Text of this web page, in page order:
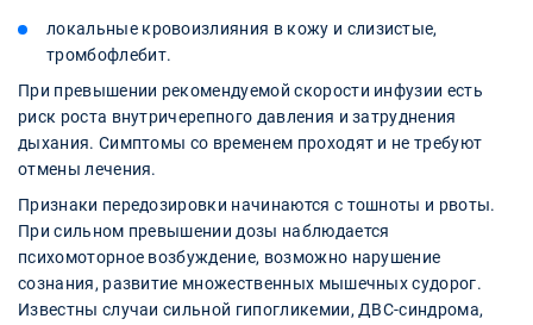
локальные кровоизлияния в кожу и слизистые,
тромбофлебит.
При превышении рекомендуемой скорости инфузии есть
риск роста внутричерепного давления и затруднения
дыхания. Симптомы со временем проходят и не требуют
отмены лечения.
Признаки передозировки начинаются с тошноты и рвоты.
При сильном превышении дозы наблюдается
психомоторное возбуждение, возможно нарушение
сознания, развитие множественных мышечных судорог.
Известны случаи сильной гипогликемии, ДВС-синдрома,